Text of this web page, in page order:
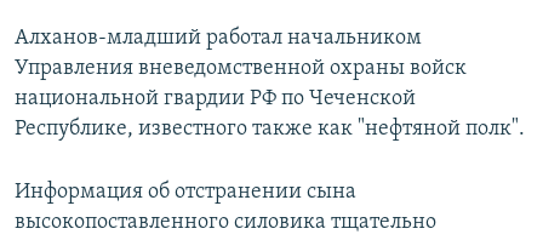
Алханов-младший работал начальником
Управления вневедомственной охраны войск
национальной гвардии РФ по Чеченской
Республике, известного также как "нефтяной полк".
Информация об отстранении сына
высокопоставленного силовика тщательно